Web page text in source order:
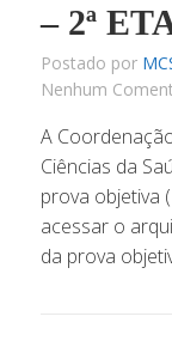
– 2ª
Postado por
Nenhum
A
Ciências da
prova objetiva
acessar o
da prova